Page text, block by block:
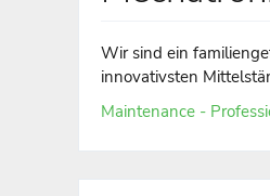
Wir sind ein
innovativsten
Maintenance -